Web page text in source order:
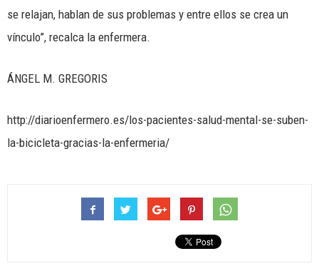
se relajan, hablan de sus problemas y entre ellos se crea un
vínculo”, recalca la enfermera.
ÁNGEL M. GREGORIS
http://diarioenfermero.es/los-pacientes-salud-mental-se-suben-
la-bicicleta-gracias-la-enfermeria/